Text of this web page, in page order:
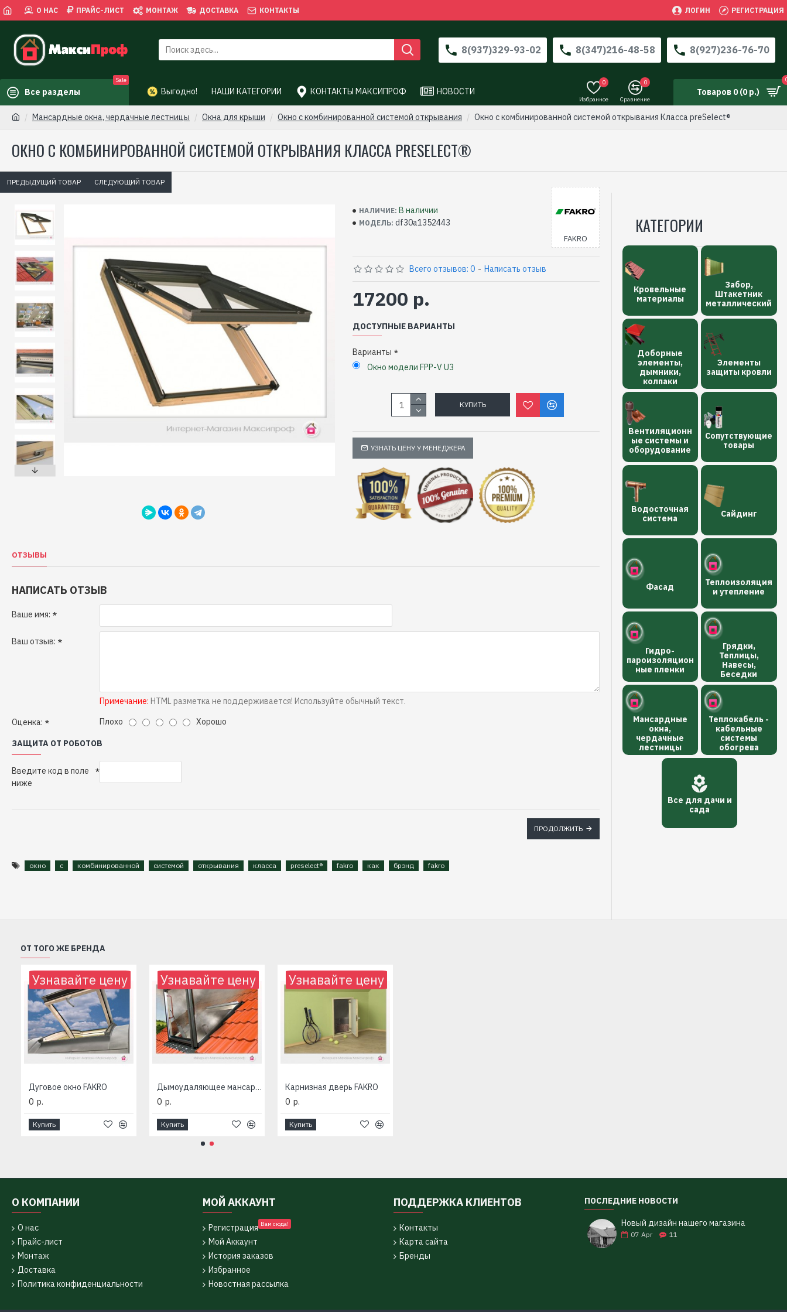
О НАС ПРАЙС-ЛИСТ МОНТАЖ ДОСТАВКА КОНТАКТЫ ЛОГИН РЕГИСТРАЦИЯ
8(937)329-93-02 8(347)216-48-58 8(927)236-76-70
Все разделы
Sale
Выгодно! НАШИ КАТЕГОРИИ КОНТАКТЫ МАКСИПРОФ НОВОСТИ
Избранное
0
Сравнение
0
Товаров 0 (0 р.)
Мансардные окна, чердачные лестницы Окна для крыши Окно с комбинированной системой открывания Окно с комбинированной системой открывания Класса preSelect®
ОКНО С КОМБИНИРОВАННОЙ СИСТЕМОЙ ОТКРЫВАНИЯ КЛАССА PRESELECT®
ПРЕДЫДУЩИЙ ТОВАР СЛЕДУЮЩИЙ ТОВАР
НАЛИЧИЕ: В наличии
МОДЕЛЬ: df30a1352443
FAKRO
Всего отзывов: 0 - Написать отзыв
17200 р.
ДОСТУПНЫЕ ВАРИАНТЫ
Варианты
Окно модели FPP-V U3
КУПИТЬ
УЗНАТЬ ЦЕНУ У МЕНЕДЖЕРА
ОТЗЫВЫ
НАПИСАТЬ ОТЗЫВ
Ваше имя:
Ваш отзыв:
Примечание: HTML разметка не поддерживается! Используйте обычный текст.
Оценка:
Плохо Хорошо
ЗАЩИТА ОТ РОБОТОВ
Введите код в поле
ниже
ПРОДОЛЖИТЬ
окно с комбинированной системой открывания класса preselect® fakro как брэнд fakro
КАТЕГОРИИ
Кровельные
материалы
Забор,
Штакетник
металлический
Доборные
элементы,
дымники,
колпаки
Элементы
защиты кровли
Вентиляционн
ые системы и
оборудование
Сопутствующие
товары
Водосточная
сиcтема
Сайдинг
Фасад
Теплоизоляция
и утепление
Гидро-
пароизоляцион
ные пленки
Грядки,
Теплицы,
Навесы,
Беседки
Мансардные
окна,
чердачные
лестницы
Теплокабель -
кабельные
системы
обогрева
Все для дачи и
сада
ОТ ТОГО ЖЕ БРЕНДА
Узнавайте цену
Дуговое окно FAKRO
0 р.
Купить
Узнавайте цену
Дымоудаляющее мансардное окно FAKRO
0 р.
Купить
Узнавайте цену
Карнизная дверь FAKRO
0 р.
Купить
О КОМПАНИИ
О нас
Прайс-лист
Монтаж
Доставка
Политика конфиденциальности
МОЙ АККАУНТ
Регистрация Вам сюда!
Мой Аккаунт
История заказов
Избранное
Новостная рассылка
ПОДДЕРЖКА КЛИЕНТОВ
Контакты
Карта сайта
Бренды
ПОСЛЕДНИЕ НОВОСТИ
Новый дизайн нашего магазина
07 Apr 11